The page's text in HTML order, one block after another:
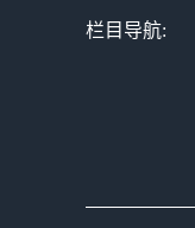
栏目导航: